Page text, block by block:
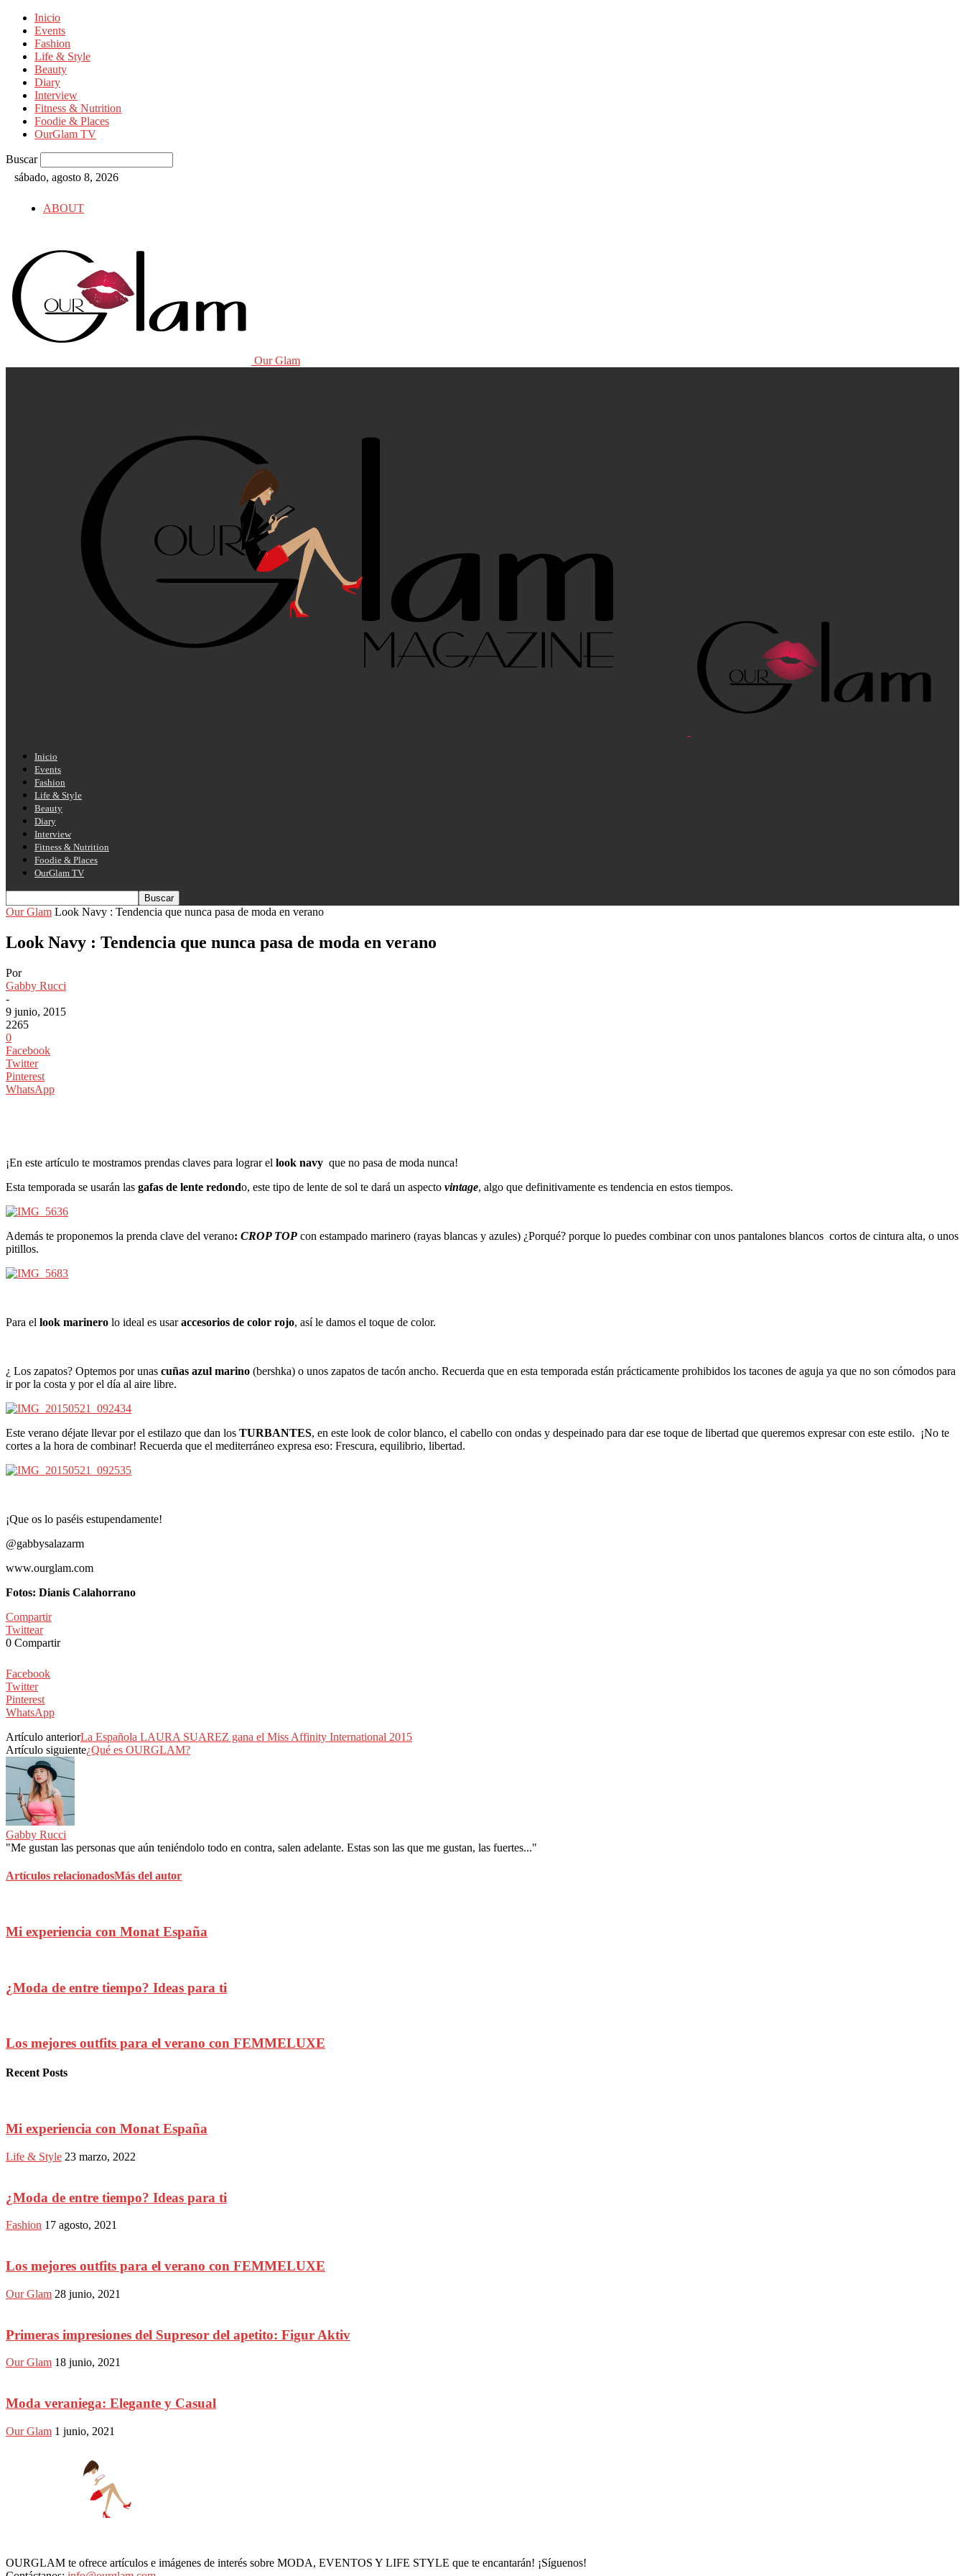
Inicio
Events
Fashion
Life & Style
Beauty
Diary
Interview
Fitness & Nutrition
Foodie & Places
OurGlam TV
Buscar
sábado, agosto 8, 2026
ABOUT
Our Glam
Inicio
Events
Fashion
Life & Style
Beauty
Diary
Interview
Fitness & Nutrition
Foodie & Places
OurGlam TV
Our Glam Look Navy : Tendencia que nunca pasa de moda en verano
Look Navy : Tendencia que nunca pasa de moda en verano
Por
Gabby Rucci
-
9 junio, 2015
2265
0
Facebook
Twitter
Pinterest
WhatsApp
¡En este artículo te mostramos prendas claves para lograr el look navy que no pasa de moda nunca!
Esta temporada se usarán las gafas de lente redondo, este tipo de lente de sol te dará un aspecto vintage, algo que definitivamente es tendencia en estos tiempos.
Además te proponemos la prenda clave del verano: CROP TOP con estampado marinero (rayas blancas y azules) ¿Porqué? porque lo puedes combinar con unos pantalones blancos cortos de cintura alta, o unos
pitillos.
Para el look marinero lo ideal es usaraccesorios de color rojo, así le damos el toque de color.
¿ Los zapatos? Optemos por unas cuñas azul marino (bershka) o unos zapatos de tacón ancho. Recuerda que en esta temporada están prácticamente prohibidos los tacones de aguja ya que no son cómodos para
ir por la costa y por el día al aire libre.
Este verano déjate llevar por el estilazo que dan los TURBANTES, en este look de color blanco, el cabello con ondas y despeinado para dar ese toque de libertad que queremos expresar con este estilo. ¡No te
cortes a la hora de combinar! Recuerda que el mediterráneo expresa eso: Frescura, equilibrio, libertad.
¡Que os lo paséis estupendamente!
@gabbysalazarm
www.ourglam.com
Fotos: Dianis Calahorrano
Compartir
Twittear
0 Compartir
Facebook
Twitter
Pinterest
WhatsApp
Artículo anteriorLa Española LAURA SUAREZ gana el Miss Affinity International 2015
Artículo siguiente¿Qué es OURGLAM?
Gabby Rucci
"Me gustan las personas que aún teniéndolo todo en contra, salen adelante. Estas son las que me gustan, las fuertes..."
Artículos relacionadosMás del autor
Mi experiencia con Monat España
¿Moda de entre tiempo? Ideas para ti
Los mejores outfits para el verano con FEMMELUXE
Recent Posts
Mi experiencia con Monat España
Life & Style 23 marzo, 2022
¿Moda de entre tiempo? Ideas para ti
Fashion 17 agosto, 2021
Los mejores outfits para el verano con FEMMELUXE
Our Glam 28 junio, 2021
Primeras impresiones del Supresor del apetito: Figur Aktiv
Our Glam 18 junio, 2021
Moda veraniega: Elegante y Casual
Our Glam 1 junio, 2021
OURGLAM te ofrece artículos e imágenes de interés sobre MODA, EVENTOS Y LIFE STYLE que te encantarán! ¡Síguenos!